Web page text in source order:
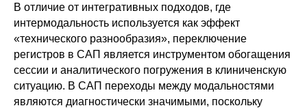
В отличие от интегративных подходов, где
интермодальность используется как эффект
«технического разнообразия», переключение
регистров в САП является инструментом обогащения
сессии и аналитического погружения в клиниченскую
ситуацию. В САП переходы между модальностями
являются диагностически значимыми, поскольку